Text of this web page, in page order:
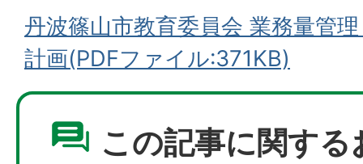
丹波篠山市教育委員会 業務量管
計画(PDFファイル:371KB)
この記事に関する